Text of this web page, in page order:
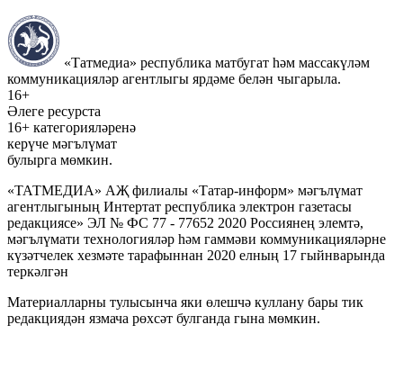
«Татмедиа» республика матбугат һәм массакүләм
коммуникацияләр агентлыгы ярдәме белән чыгарыла.
16+
Әлеге ресурста
16+ категорияләренә
керүче мәгълүмат
булырга мөмкин.
«ТАТМЕДИА» АҖ филиалы «Татар-информ» мәгълүмат
агентлыгының Интертат республика электрон газетасы
редакциясе» ЭЛ № ФС 77 - 77652 2020 Россиянең элемтә,
мәгълүмати технологияләр һәм гаммәви коммуникацияләрне
күзәтчелек хезмәте тарафыннан 2020 елның 17 гыйнварында
теркәлгән
Материалларны тулысынча яки өлешчә куллану бары тик
редакциядән язмача рөхсәт булганда гына мөмкин.